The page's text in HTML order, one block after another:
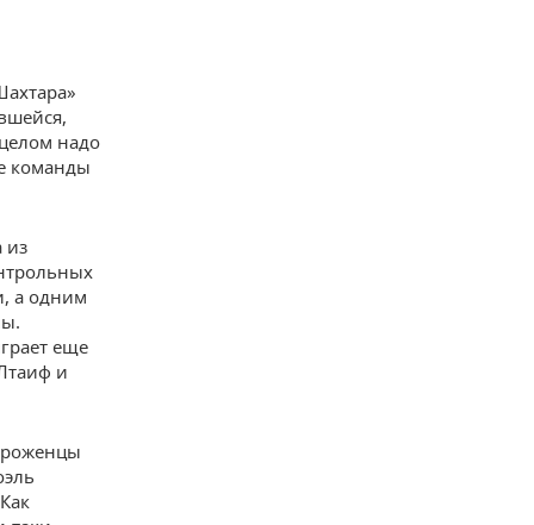
надо
команды
из
а одним
еще
и